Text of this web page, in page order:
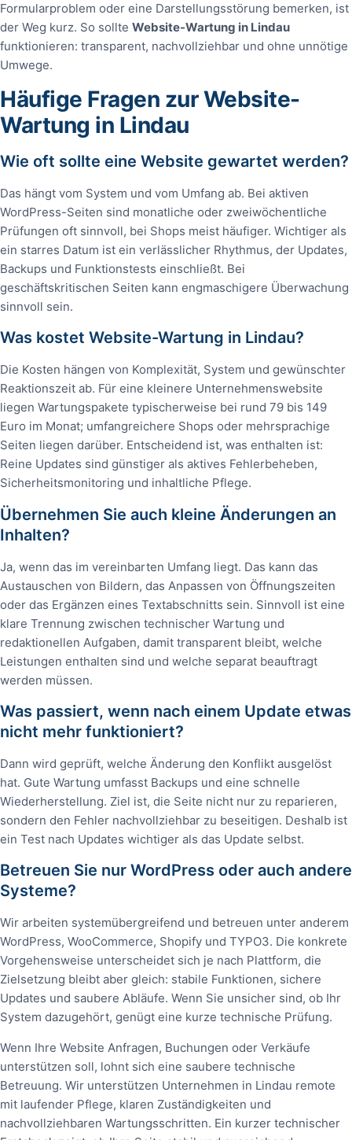
Formularproblem oder eine Darstellungsstörung bemerken, ist
der Weg kurz. So sollte Website-Wartung in Lindau
funktionieren: transparent, nachvollziehbar und ohne unnötige
Umwege.
Häufige Fragen zur Website-
Wartung in Lindau
Wie oft sollte eine Website gewartet werden?
Das hängt vom System und vom Umfang ab. Bei aktiven
WordPress-Seiten sind monatliche oder zweiwöchentliche
Prüfungen oft sinnvoll, bei Shops meist häufiger. Wichtiger als
ein starres Datum ist ein verlässlicher Rhythmus, der Updates,
Backups und Funktionstests einschließt. Bei
geschäftskritischen Seiten kann engmaschigere Überwachung
sinnvoll sein.
Was kostet Website-Wartung in Lindau?
Die Kosten hängen von Komplexität, System und gewünschter
Reaktionszeit ab. Für eine kleinere Unternehmenswebsite
liegen Wartungspakete typischerweise bei rund 79 bis 149
Euro im Monat; umfangreichere Shops oder mehrsprachige
Seiten liegen darüber. Entscheidend ist, was enthalten ist:
Reine Updates sind günstiger als aktives Fehlerbeheben,
Sicherheitsmonitoring und inhaltliche Pflege.
Übernehmen Sie auch kleine Änderungen an
Inhalten?
Ja, wenn das im vereinbarten Umfang liegt. Das kann das
Austauschen von Bildern, das Anpassen von Öffnungszeiten
oder das Ergänzen eines Textabschnitts sein. Sinnvoll ist eine
klare Trennung zwischen technischer Wartung und
redaktionellen Aufgaben, damit transparent bleibt, welche
Leistungen enthalten sind und welche separat beauftragt
werden müssen.
Was passiert, wenn nach einem Update etwas
nicht mehr funktioniert?
Dann wird geprüft, welche Änderung den Konflikt ausgelöst
hat. Gute Wartung umfasst Backups und eine schnelle
Wiederherstellung. Ziel ist, die Seite nicht nur zu reparieren,
sondern den Fehler nachvollziehbar zu beseitigen. Deshalb ist
ein Test nach Updates wichtiger als das Update selbst.
Betreuen Sie nur WordPress oder auch andere
Systeme?
Wir arbeiten systemübergreifend und betreuen unter anderem
WordPress, WooCommerce, Shopify und TYPO3. Die konkrete
Vorgehensweise unterscheidet sich je nach Plattform, die
Zielsetzung bleibt aber gleich: stabile Funktionen, sichere
Updates und saubere Abläufe. Wenn Sie unsicher sind, ob Ihr
System dazugehört, genügt eine kurze technische Prüfung.
Wenn Ihre Website Anfragen, Buchungen oder Verkäufe
unterstützen soll, lohnt sich eine saubere technische
Betreuung. Wir unterstützen Unternehmen in Lindau remote
mit laufender Pflege, klaren Zuständigkeiten und
nachvollziehbaren Wartungsschritten. Ein kurzer technischer